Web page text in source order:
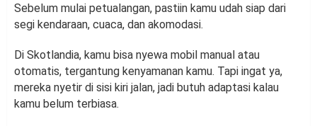
Sebelum mulai petualangan, pastiin kamu udah siap dari
segi kendaraan, cuaca, dan akomodasi.
Di Skotlandia, kamu bisa nyewa mobil manual atau
otomatis, tergantung kenyamanan kamu. Tapi ingat ya,
mereka nyetir di sisi kiri jalan, jadi butuh adaptasi kalau
kamu belum terbiasa.